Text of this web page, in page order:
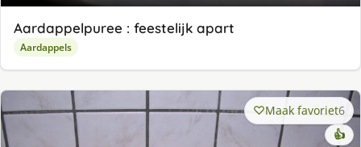
Aardappelpuree : feestelijk apart
Aardappels
Maak favoriet6
👍